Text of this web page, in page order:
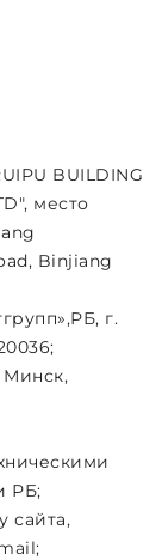
BUILDING
место
Binjiang
г.
РБ;
сайта,